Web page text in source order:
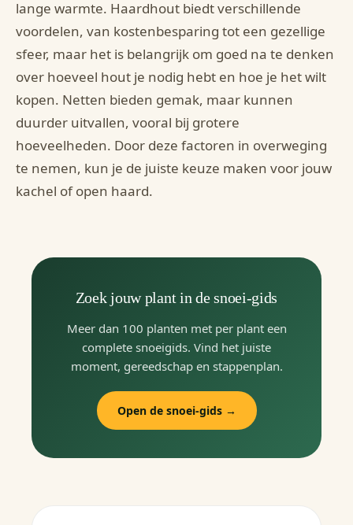
lange warmte. Haardhout biedt verschillende
voordelen, van kostenbesparing tot een gezellige
sfeer, maar het is belangrijk om goed na te denken
over hoeveel hout je nodig hebt en hoe je het wilt
kopen. Netten bieden gemak, maar kunnen
duurder uitvallen, vooral bij grotere
hoeveelheden. Door deze factoren in overweging
te nemen, kun je de juiste keuze maken voor jouw
kachel of open haard.
Zoek jouw plant in de snoei-gids
Meer dan 100 planten met per plant een
complete snoeigids. Vind het juiste
moment, gereedschap en stappenplan.
Open de snoei-gids →